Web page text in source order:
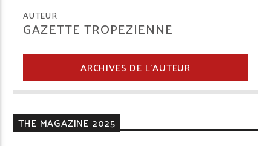
AUTEUR
GAZETTE TROPEZIENNE
ARCHIVES DE L'AUTEUR
THE MAGAZINE 2025